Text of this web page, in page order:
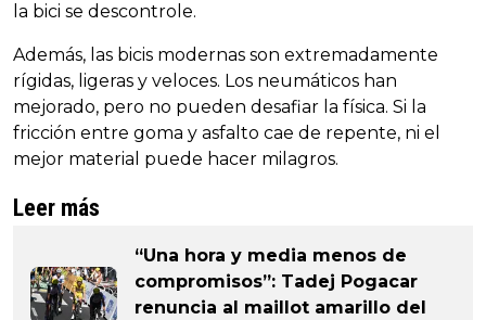
la bici se descontrole.
Además, las bicis modernas son extremadamente
rígidas, ligeras y veloces. Los neumáticos han
mejorado, pero no pueden desafiar la física. Si la
fricción entre goma y asfalto cae de repente, ni el
mejor material puede hacer milagros.
Leer más
“Una hora y media menos de
compromisos”: Tadej Pogacar
renuncia al maillot amarillo del